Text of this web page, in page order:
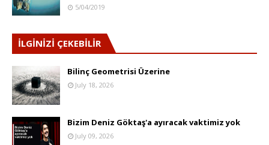
5/04/2019
İLGİNİZİ ÇEKEBİLİR
Bilinç Geometrisi Üzerine
July 18, 2026
Bizim Deniz Göktaş'a ayıracak vaktimiz yok
July 09, 2026